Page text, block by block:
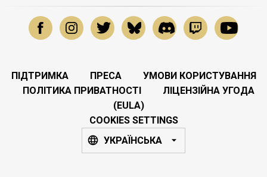
ПІДТРИМКА ПРЕСА
УМОВИ КОРИСТУВАННЯ
ПОЛІТИКА ПРИВАТНОСТІ
ЛІЦЕНЗІЙНА УГОДА
(EULA)
COOKIES SETTINGS
УКРАЇНСЬКА